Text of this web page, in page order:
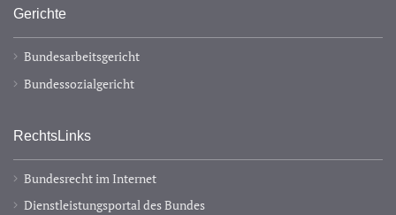
Gerichte
Bundesarbeitsgericht
Bundessozialgericht
RechtsLinks
Bundesrecht im Internet
Dienstleistungsportal des Bundes